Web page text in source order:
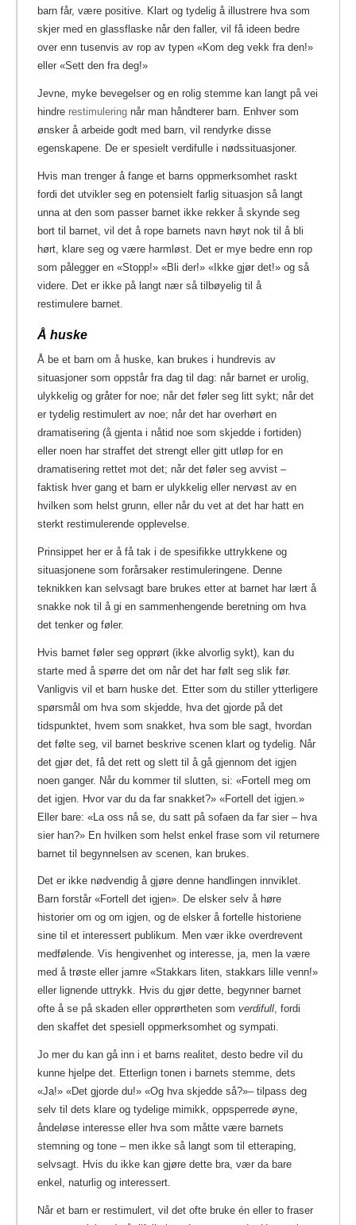
barn får, være positive. Klart og tydelig å illustrere hva som
skjer med en glassflaske når den faller, vil få ideen bedre
over enn tusenvis av rop av typen «Kom deg vekk fra den!»
eller «Sett den fra deg!»
Jevne, myke bevegelser og en rolig stemme kan langt på vei
hindre restimulering når man håndterer barn. Enhver som
ønsker å arbeide godt med barn, vil rendyrke disse
egenskapene. De er spesielt verdifulle i nødssituasjoner.
Hvis man trenger å fange et barns oppmerksomhet raskt
fordi det utvikler seg en potensielt farlig situasjon så langt
unna at den som passer barnet ikke rekker å skynde seg
bort til barnet, vil det å rope barnets navn høyt nok til å bli
hørt, klare seg og være harmløst. Det er mye bedre enn rop
som pålegger en «Stopp!» «Bli der!» «Ikke gjør det!» og så
videre. Det er ikke på langt nær så tilbøyelig til å
restimulere barnet.
Å huske
Å be et barn om å huske, kan brukes i hundrevis av
situasjoner som oppstår fra dag til dag: når barnet er urolig,
ulykkelig og gråter for noe; når det føler seg litt sykt; når det
er tydelig restimulert av noe; når det har overhørt en
dramatisering (å gjenta i nåtid noe som skjedde i fortiden)
eller noen har straffet det strengt eller gitt utløp for en
dramatisering rettet mot det; når det føler seg avvist –
faktisk hver gang et barn er ulykkelig eller nervøst av en
hvilken som helst grunn, eller når du vet at det har hatt en
sterkt restimulerende opplevelse.
Prinsippet her er å få tak i de spesifikke uttrykkene og
situasjonene som forårsaker restimuleringene. Denne
teknikken kan selvsagt bare brukes etter at barnet har lært å
snakke nok til å gi en sammenhengende beretning om hva
det tenker og føler.
Hvis barnet føler seg opprørt (ikke alvorlig sykt), kan du
starte med å spørre det om når det har følt seg slik før.
Vanligvis vil et barn huske det. Etter som du stiller ytterligere
spørsmål om hva som skjedde, hva det gjorde på det
tidspunktet, hvem som snakket, hva som ble sagt, hvordan
det følte seg, vil barnet beskrive scenen klart og tydelig. Når
det gjør det, få det rett og slett til å gå gjennom det igjen
noen ganger. Når du kommer til slutten, si: «Fortell meg om
det igjen. Hvor var du da far snakket?» «Fortell det igjen.»
Eller bare: «La oss nå se, du satt på sofaen da far sier – hva
sier han?» En hvilken som helst enkel frase som vil returnere
barnet til begynnelsen av scenen, kan brukes.
Det er ikke nødvendig å gjøre denne handlingen innviklet.
Barn forstår «Fortell det igjen». De elsker selv å høre
historier om og om igjen, og de elsker å fortelle historiene
sine til et interessert publikum. Men vær ikke overdrevent
medfølende. Vis hengivenhet og interesse, ja, men la være
med å trøste eller jamre «Stakkars liten, stakkars lille venn!»
eller lignende uttrykk. Hvis du gjør dette, begynner barnet
ofte å se på skaden eller opprørtheten som verdifull, fordi
den skaffet det spesiell oppmerksomhet og sympati.
Jo mer du kan gå inn i et barns realitet, desto bedre vil du
kunne hjelpe det. Etterlign tonen i barnets stemme, dets
«Ja!» «Det gjorde du!» «Og hva skjedde så?»– tilpass deg
selv til dets klare og tydelige mimikk, oppsperrede øyne,
åndeløse interesse eller hva som måtte være barnets
stemning og tone – men ikke så langt som til etteraping,
selvsagt. Hvis du ikke kan gjøre dette bra, vær da bare
enkel, naturlig og interessert.
Når et barn er restimulert, vil det ofte bruke én eller to fraser